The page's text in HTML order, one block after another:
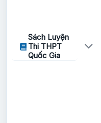
Sách Luyện
Thi THPT
Quốc Gia